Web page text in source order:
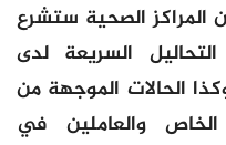
المراكز الصحية ستشرع
السريعة لدى
الحالات الموجهة من
والعاملين في